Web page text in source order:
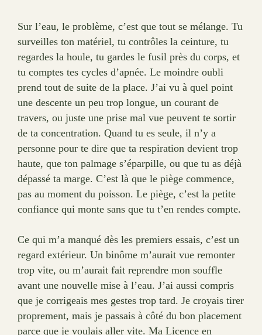
Sur l’eau, le problème, c’est que tout se mélange. Tu
surveilles ton matériel, tu contrôles la ceinture, tu
regardes la houle, tu gardes le fusil près du corps, et
tu comptes tes cycles d’apnée. Le moindre oubli
prend tout de suite de la place. J’ai vu à quel point
une descente un peu trop longue, un courant de
travers, ou juste une prise mal vue peuvent te sortir
de ta concentration. Quand tu es seule, il n’y a
personne pour te dire que ta respiration devient trop
haute, que ton palmage s’éparpille, ou que tu as déjà
dépassé ta marge. C’est là que le piège commence,
pas au moment du poisson. Le piège, c’est la petite
confiance qui monte sans que tu t’en rendes compte.
Ce qui m’a manqué dès les premiers essais, c’est un
regard extérieur. Un binôme m’aurait vue remonter
trop vite, ou m’aurait fait reprendre mon souffle
avant une nouvelle mise à l’eau. J’ai aussi compris
que je corrigeais mes gestes trop tard. Je croyais tirer
proprement, mais je passais à côté du bon placement
parce que je voulais aller vite. Ma Licence en